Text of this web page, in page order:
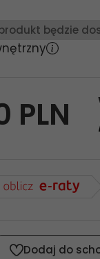
będzie
PLN
Dodaj do